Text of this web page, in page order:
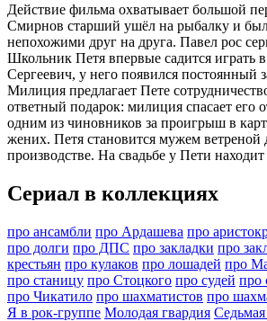
Действие фильма охватывает большой
Смирнов старший ушёл на рыбалку и
непохожими друг на друга. Павел рос
Школьник Петя впервые садится играть
Сергеевич, у него появился постоянный
Милиция предлагает Пете
ответный подарок: милиция спасает его
одним из чиновников за проигрыш в
жених. Петя становится мужем
производстве. На свадьбе у Пети
Сериал в коллекциях
про ансамбли про Ардашева про
про долги про ДПС про закладки про
крестьян про кулаков про лошадей про
про станицу про Стоцкого про судей про
про Чикатило про шахматистов про
Я в рок-группе Молодая гвардия